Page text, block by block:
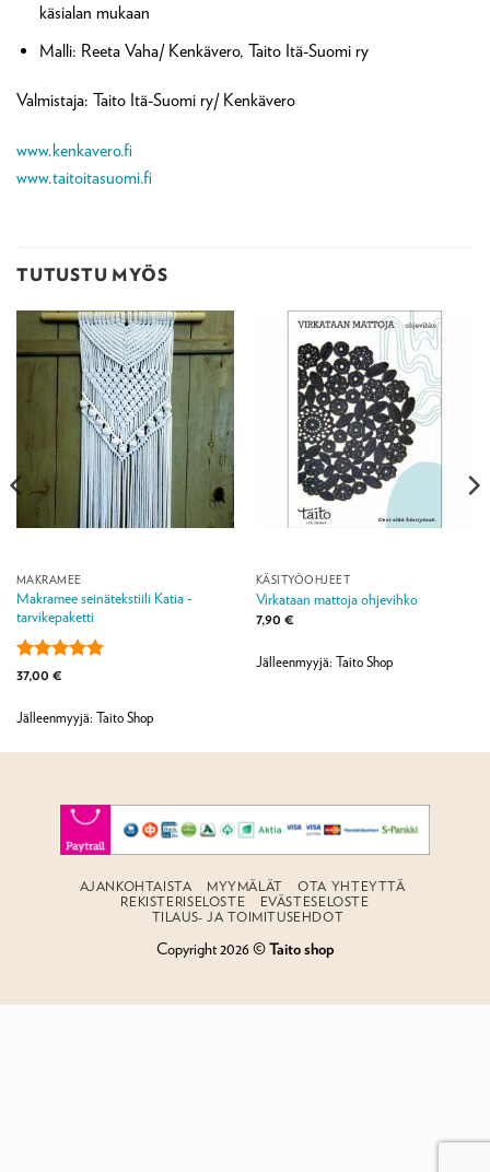
käsialan mukaan
Malli: Reeta Vaha/ Kenkävero, Taito Itä-Suomi ry
Valmistaja: Taito Itä-Suomi ry/ Kenkävero
www.kenkavero.fi
www.taitoitasuomi.fi
TUTUSTU MYÖS
MAKRAMEE
Makramee seinätekstiili Katia -
tarvikepaketti
Arvostelu
/ 5
37,00 €
Jälleenmyyjä: Taito Shop
KÄSITYÖOHJEET
Virkataan mattoja ohjevihko
7,90 €
Jälleenmyyjä: Taito Shop
AJANKOHTAISTA MYYMÄLÄT
OTA YHTEYTTÄ
REKISTERISELOSTE
EVÄSTESELOSTE
TILAUS- JA TOIMITUSEHDOT
Copyright 2026 ©Taito shop